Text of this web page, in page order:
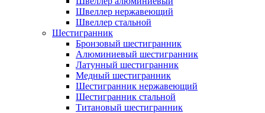
Швеллер нержавеющий
Швеллер стальной
Шестигранник
Бронзовый шестигранник
Алюминиевый шестигранник
Латунный шестигранник
Медный шестигранник
Шестигранник нержавеющий
Шестигранник стальной
Титановый шестигранник